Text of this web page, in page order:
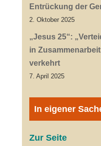
Entrückung der
2. Oktober 2025
„Jesus 25“:
in
verkehrt
7. April 2025
In eigener
Zur Seite